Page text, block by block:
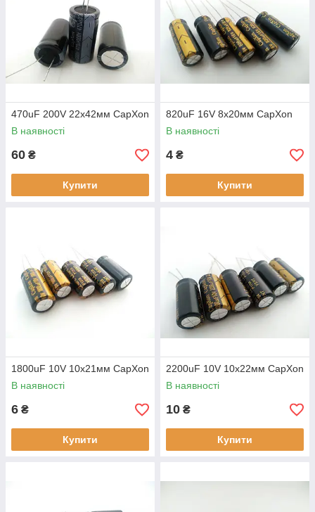
470uF 200V 22х42мм CapXon
В наявності
60 ₴
Купити
820uF 16V 8х20мм CapXon
В наявності
4 ₴
Купити
1800uF 10V 10х21мм CapXon
В наявності
6 ₴
Купити
2200uF 10V 10х22мм CapXon
В наявності
10 ₴
Купити